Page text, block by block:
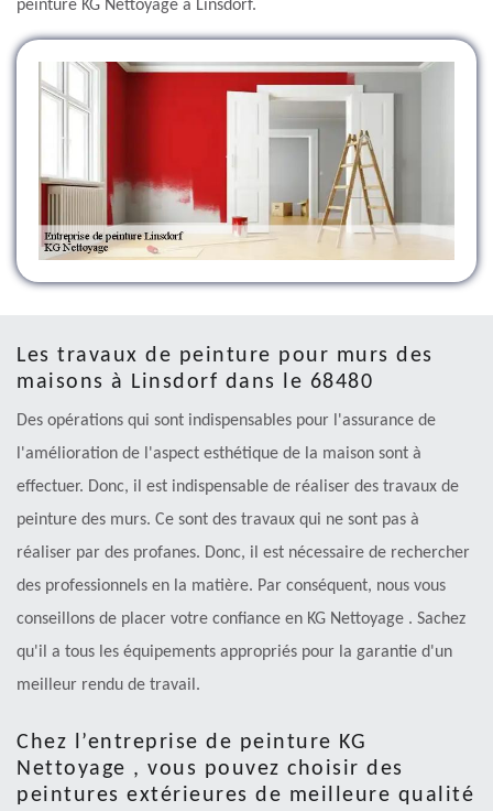
peinture KG Nettoyage à Linsdorf.
Les travaux de peinture pour murs des
maisons à Linsdorf dans le 68480
Des opérations qui sont indispensables pour l'assurance de
l'amélioration de l'aspect esthétique de la maison sont à
effectuer. Donc, il est indispensable de réaliser des travaux de
peinture des murs. Ce sont des travaux qui ne sont pas à
réaliser par des profanes. Donc, il est nécessaire de rechercher
des professionnels en la matière. Par conséquent, nous vous
conseillons de placer votre confiance en KG Nettoyage . Sachez
qu'il a tous les équipements appropriés pour la garantie d'un
meilleur rendu de travail.
Chez l’entreprise de peinture KG
Nettoyage , vous pouvez choisir des
peintures extérieures de meilleure qualité